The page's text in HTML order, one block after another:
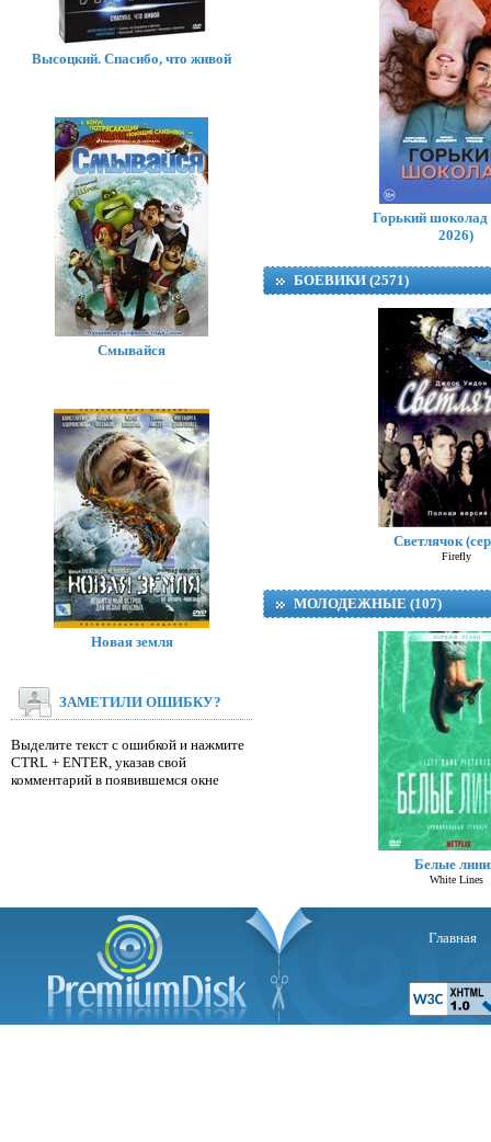
Горький шоколад
2026)
БОЕВИКИ (2571)
Светлячок
Firefly
МОЛОДЕЖНЫЕ (107)
Белые
White Lines
Высоцкий. Спасибо, что живой
Смывайся
Новая земля
ЗАМЕТИЛИ ОШИБКУ?
Выделите текст с ошибкой и нажмите
CTRL + ENTER, указав свой
комментарий в появившемся окне
Главная